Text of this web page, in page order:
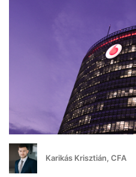
Karikás Krisztián, CFA